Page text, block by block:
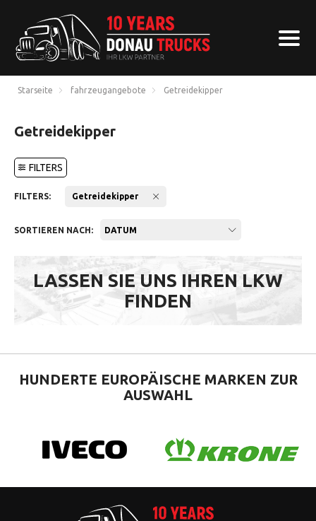
Starseite fahrzeugangebote Getreidekipper
Getreidekipper
FILTERS
FILTERS: Getreidekipper
SORTIEREN NACH: DATUM
LASSEN SIE UNS IHREN LKW
FINDEN
HUNDERTE EUROPÄISCHE MARKEN ZUR
AUSWAHL